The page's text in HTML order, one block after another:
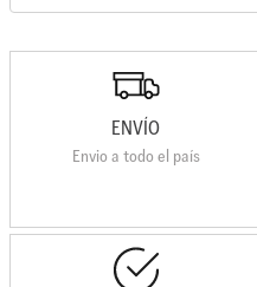
ENVÍO
Envio a todo el país